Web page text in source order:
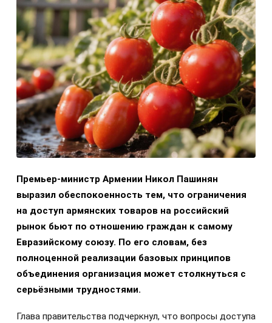
Премьер-министр Армении Никол Пашинян
выразил обеспокоенность тем, что ограничения
на доступ армянских товаров на российский
рынок бьют по отношению граждан к самому
Евразийскому союзу. По его словам, без
полноценной реализации базовых принципов
объединения организация может столкнуться с
серьёзными трудностями.
Глава правительства подчеркнул, что вопросы доступа